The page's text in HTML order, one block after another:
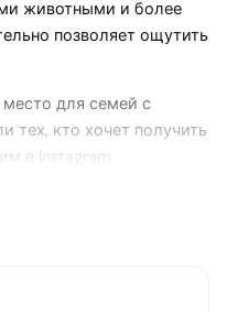
животными и более
позволяет ощутить
для семей с
тех, кто хочет получить
в Instagram.